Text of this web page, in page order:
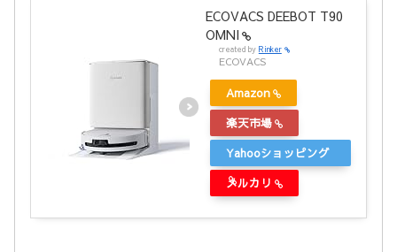
ECOVACS DEEBOT T90
OMNI
created by Rinker
ECOVACS
Amazon
楽天市場
Yahooショッピング
メルカリ